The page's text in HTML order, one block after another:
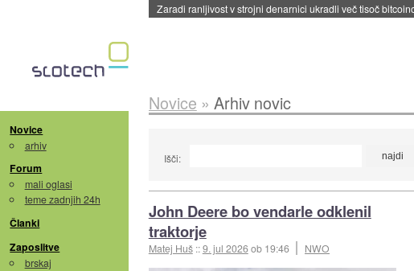
Zaradi ranljivost v strojni denarnici ukradli več tisoč
Novice
arhiv
Forum
mali oglasi
teme zadnjih 24h
Članki
Zaposlitve
brskaj
Novice » Arhiv novic
Išči:
John Deere bo vendarle odklenil
traktorje
Matej Huš ::9. jul 2026ob 19:46 NWO